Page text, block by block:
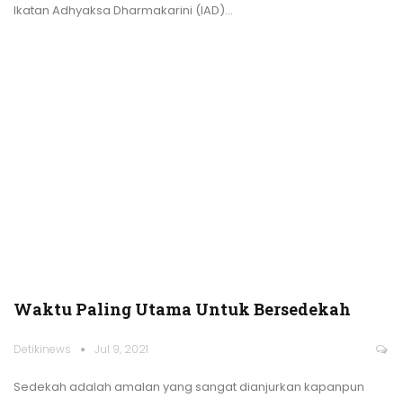
Ikatan Adhyaksa Dharmakarini (IAD)…
Waktu Paling Utama Untuk Bersedekah
Detikinews Jul 9, 2021
Sedekah adalah amalan yang sangat dianjurkan kapanpun